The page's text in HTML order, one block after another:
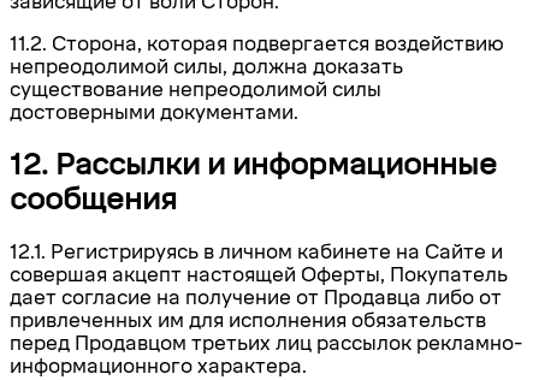
11.2. Сторона, которая подвергается воздействию
непреодолимой силы, должна доказать
существование непреодолимой силы
достоверными документами.
12. Рассылки и информационные
сообщения
12.1. Регистрируясь в личном кабинете на Сайте и
совершая акцепт настоящей Оферты, Покупатель
дает согласие на получение от Продавца либо от
привлеченных им для исполнения обязательств
перед Продавцом третьих лиц рассылок рекламно-
информационного характера.